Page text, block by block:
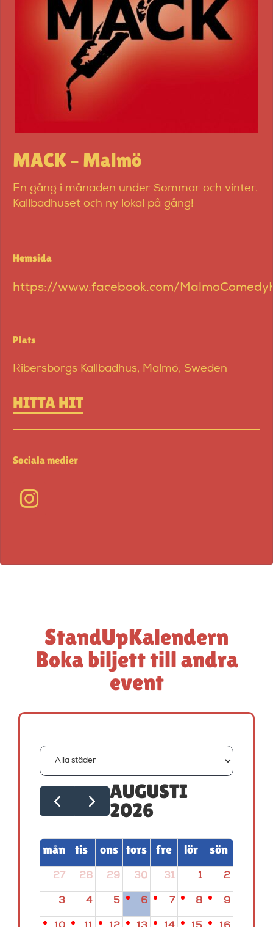
MACK – Malmö
En gång i månaden under Sommar och vinter.
Kallbadhuset och ny lokal på gång!
Hemsida
https://www.facebook.com/
Plats
Ribersborgs Kallbadhus, Malmö, Sweden
HITTA HIT
Sociala medier
StandUpKalendern
Boka biljett till andra
event
AUGUSTI
2026
mån tis ons tors fre lör sön
27 28 29 30 31 1 2
3 4 5 6 7 8 9